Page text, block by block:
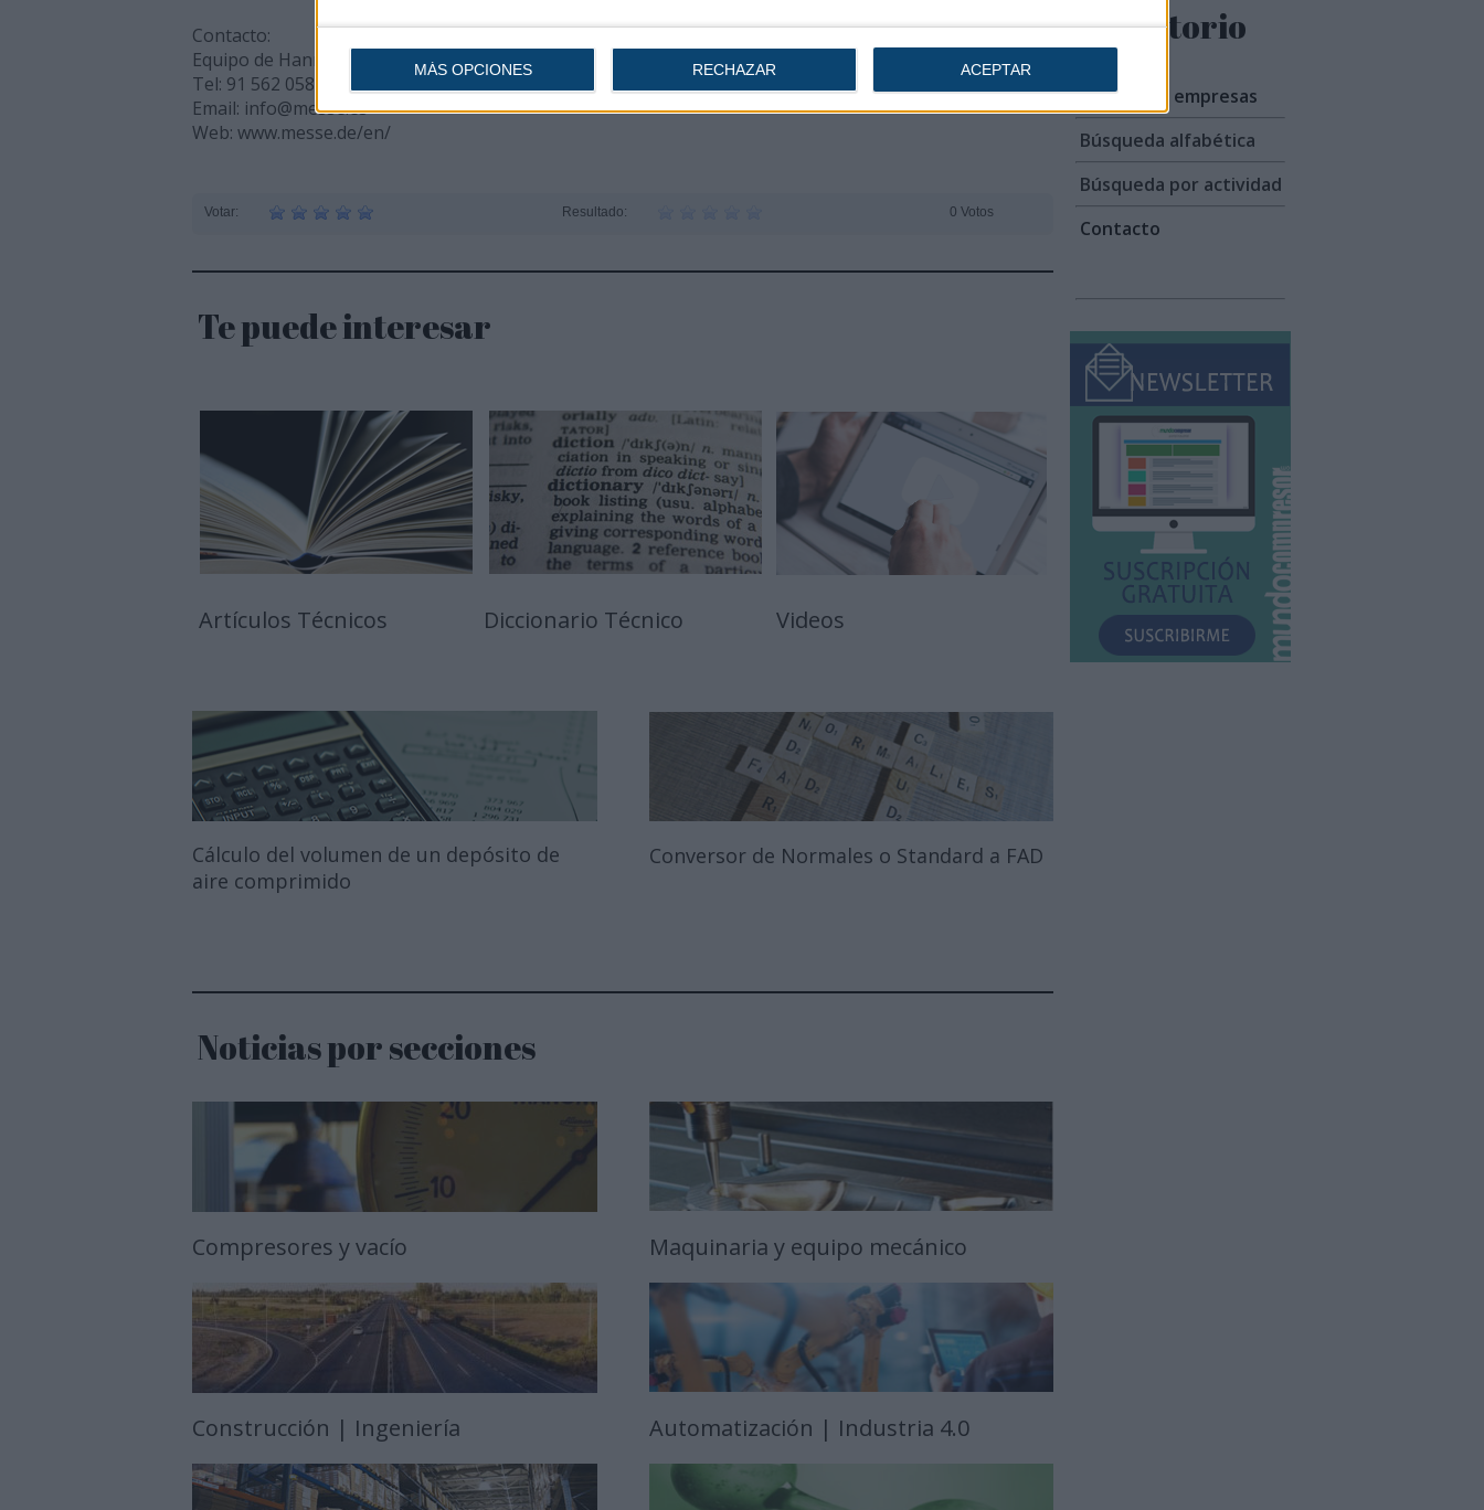
MÁS OPCIONES RECHAZAR ACEPTAR
Contacto:
Equipo de Hannover Messe en España
Tel: 91 562 0584
Email: info@messe.es
Web: www.messe.de/en/
Votar: Resultado: 0 Votos
Te puede interesar
Artículos Técnicos Diccionario Técnico Videos
Cálculo del volumen de un depósito de
aire comprimido
Conversor de Normales o Standard a FAD
Noticias por secciones
Compresores y vacío Maquinaria y equipo mecánico
Construcción | Ingeniería Automatización | Industria 4.0
Directorio
Listado de empresas
Búsqueda alfabética
Búsqueda por actividad
Contacto